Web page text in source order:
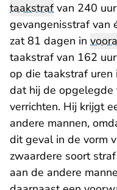
taakstrafvan 240
gevangenisstraf van
zat 81 dagen in
taakstraf van 162
op die taakstraf
dat hij de opgelegde
verrichten. Hij krijgt
andere mannen,
dit geval in de vorm
zwaardere soort
aan de andere